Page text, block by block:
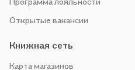
Открытые вакансии
Книжная сеть
Карта магазинов